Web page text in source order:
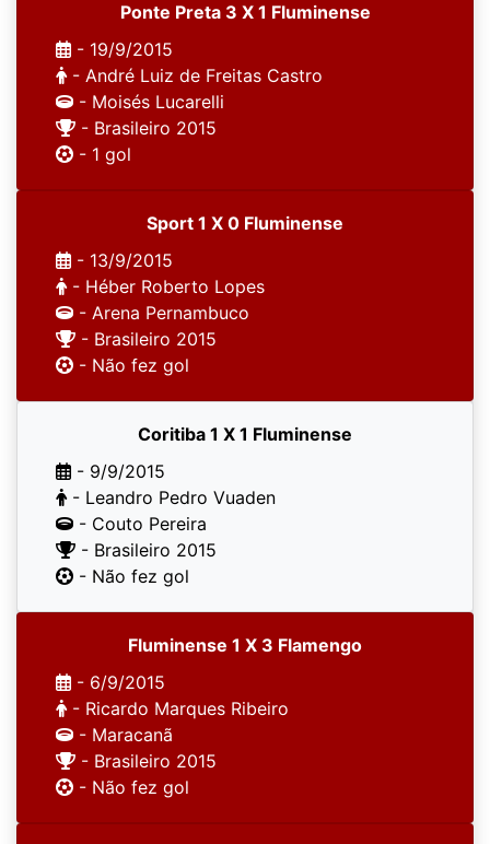
Ponte Preta 3 X 1 Fluminense
- 19/9/2015
- André Luiz de Freitas Castro
- Moisés Lucarelli
- Brasileiro 2015
- 1 gol
Sport 1 X 0 Fluminense
- 13/9/2015
- Héber Roberto Lopes
- Arena Pernambuco
- Brasileiro 2015
- Não fez gol
Coritiba 1 X 1 Fluminense
- 9/9/2015
- Leandro Pedro Vuaden
- Couto Pereira
- Brasileiro 2015
- Não fez gol
Fluminense 1 X 3 Flamengo
- 6/9/2015
- Ricardo Marques Ribeiro
- Maracanã
- Brasileiro 2015
- Não fez gol